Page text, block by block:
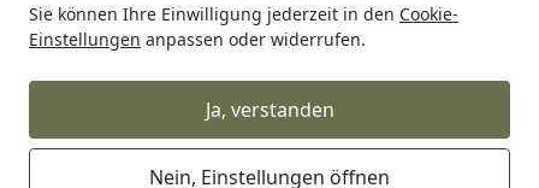
Sie können Ihre Einwilligung jederzeit in den Cookie-
Einstellungen anpassen oder widerrufen.
Ja, verstanden
Nein, Einstellungen öffnen
Startseite
Auto & Zweirad Motorradzubehör & Werkzeuge
Spec-X Kupplungshebel Silber